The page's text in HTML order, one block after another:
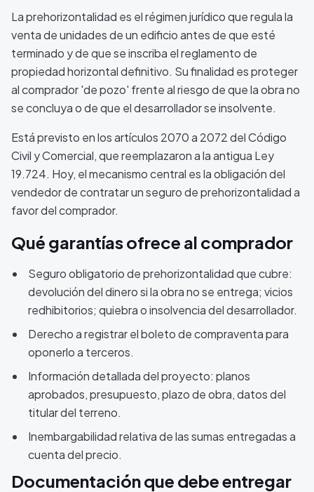
La prehorizontalidad es el régimen jurídico que regula la
venta de unidades de un edificio antes de que esté
terminado y de que se inscriba el reglamento de
propiedad horizontal definitivo. Su finalidad es proteger
al comprador 'de pozo' frente al riesgo de que la obra no
se concluya o de que el desarrollador se insolvente.
Está previsto en los artículos 2070 a 2072 del Código
Civil y Comercial, que reemplazaron a la antigua Ley
19.724. Hoy, el mecanismo central es la obligación del
vendedor de contratar un seguro de prehorizontalidad a
favor del comprador.
Qué garantías ofrece al comprador
Seguro obligatorio de prehorizontalidad que cubre:
devolución del dinero si la obra no se entrega; vicios
redhibitorios; quiebra o insolvencia del desarrollador.
Derecho a registrar el boleto de compraventa para
oponerlo a terceros.
Información detallada del proyecto: planos
aprobados, presupuesto, plazo de obra, datos del
titular del terreno.
Inembargabilidad relativa de las sumas entregadas a
cuenta del precio.
Documentación que debe entregar